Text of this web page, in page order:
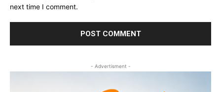
next time I comment.
- Advertisment -